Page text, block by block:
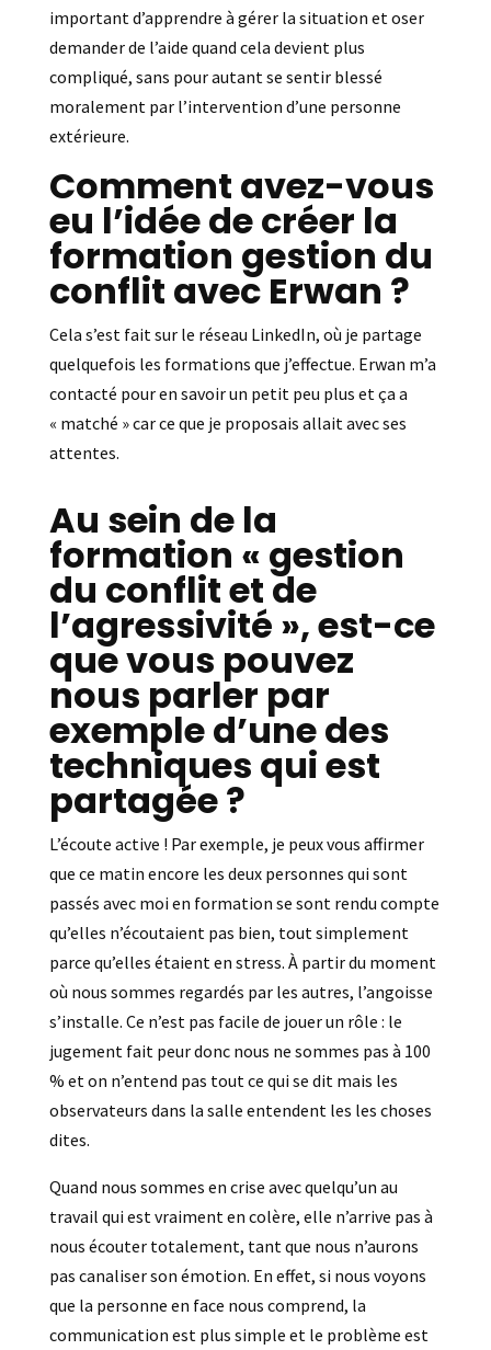
important d’apprendre à gérer la situation et oser
demander de l’aide quand cela devient plus
compliqué, sans pour autant se sentir blessé
moralement par l’intervention d’une personne
extérieure.
Comment avez-vous
eu l’idée de créer la
formation gestion du
conflit avec Erwan ?
Cela s’est fait sur le réseau LinkedIn, où je partage
quelquefois les formations que j’effectue. Erwan m’a
contacté pour en savoir un petit peu plus et ça a
« matché » car ce que je proposais allait avec ses
attentes.
Au sein de la
formation « gestion
du conflit et de
l’agressivité », est-ce
que vous pouvez
nous parler par
exemple d’une des
techniques qui est
partagée ?
L’écoute active ! Par exemple, je peux vous affirmer
que ce matin encore les deux personnes qui sont
passés avec moi en formation se sont rendu compte
qu’elles n’écoutaient pas bien, tout simplement
parce qu’elles étaient en stress. À partir du moment
où nous sommes regardés par les autres, l’angoisse
s’installe. Ce n’est pas facile de jouer un rôle : le
jugement fait peur donc nous ne sommes pas à 100
% et on n’entend pas tout ce qui se dit mais les
observateurs dans la salle entendent les les choses
dites.
Quand nous sommes en crise avec quelqu’un au
travail qui est vraiment en colère, elle n’arrive pas à
nous écouter totalement, tant que nous n’aurons
pas canaliser son émotion. En effet, si nous voyons
que la personne en face nous comprend, la
communication est plus simple et le problème est